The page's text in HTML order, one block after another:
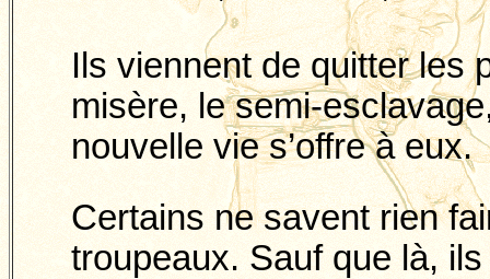
Ils viennent de quitter les
misère, le semi-
nouvelle vie s’offre à eux.
Certains ne savent rien
troupeaux. Sauf que là,